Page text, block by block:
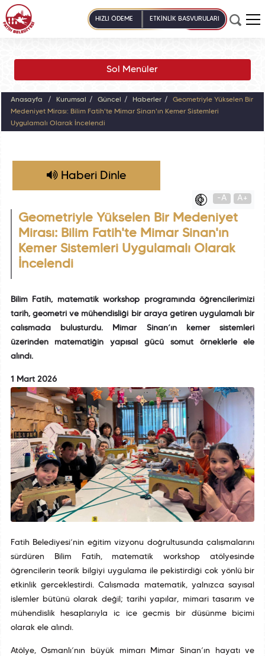
HIZLI ÖDEME ETKİNLİK BAŞVURULARI
Sol Menüler
Anasayfa Kurumsal Güncel Haberler
Geometriyle Yükselen Bir
Medeniyet Mirası: Bilim Fatih'te Mimar Sinan'ın Kemer Sistemleri
Uygulamalı Olarak İncelendi
Haberi Dinle
-A A+
Geometriyle Yükselen Bir Medeniyet
Mirası: Bilim Fatih'te Mimar Sinan'ın
Kemer Sistemleri Uygulamalı Olarak
İncelendi
Bilim Fatih, matematik workshop programında öğrencilerimizi
tarih, geometri ve mühendisliği bir araya getiren uygulamalı bir
çalışmada buluşturdu. Mimar Sinan’ın kemer sistemleri
üzerinden matematiğin yapısal gücü somut örneklerle ele
alındı.
1 Mart 2026
Fatih Belediyesi’nin eğitim vizyonu doğrultusunda çalışmalarını
sürdüren Bilim Fatih, matematik workshop atölyesinde
öğrencilerin teorik bilgiyi uygulama ile pekiştirdiği çok yönlü bir
etkinlik gerçekleştirdi. Çalışmada matematik, yalnızca sayısal
işlemler bütünü olarak değil; tarihî yapılar, mimari tasarım ve
mühendislik hesaplarıyla iç içe geçmiş bir düşünme biçimi
olarak ele alındı.
Atölye, Osmanlı’nın büyük mimarı Mimar Sinan’ın hayatı ve